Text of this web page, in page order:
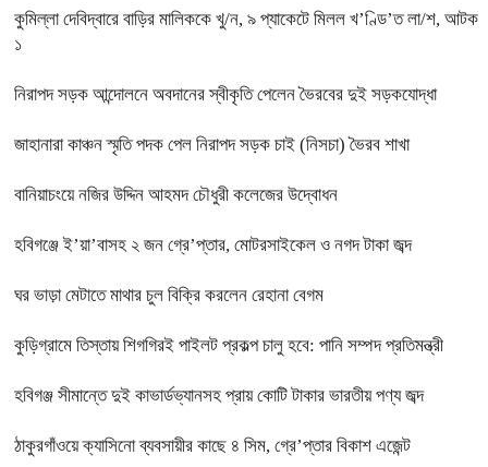
কুমিল্লা দেবিদ্বারে বাড়ির মালিককে খু/ন, ৯ প্যাকেটে মিলল খ’ণ্ডি’ত লা/শ, আটক
১
নিরাপদ সড়ক আন্দোলনে অবদানের স্বীকৃতি পেলেন ভৈরবের দুই সড়কযোদ্ধা
জাহানারা কাঞ্চন স্মৃতি পদক পেল নিরাপদ সড়ক চাই (নিসচা) ভৈরব শাখা
বানিয়াচংয়ে নজির উদ্দিন আহমদ চৌধুরী কলেজের উদ্বোধন
হবিগঞ্জে ই’য়া’বাসহ ২ জন গ্রে’প্তার, মোটরসাইকেল ও নগদ টাকা জব্দ
ঘর ভাড়া মেটাতে মাথার চুল বিক্রি করলেন রেহানা বেগম
কুড়িগ্রামে তিস্তায় শিগগিরই পাইলট প্রকল্প চালু হবে: পানি সম্পদ প্রতিমন্ত্রী
হবিগঞ্জ সীমান্তে দুই কাভার্ডভ্যানসহ প্রায় কোটি টাকার ভারতীয় পণ্য জব্দ
ঠাকুরগাঁওয়ে ক্যাসিনো ব্যবসায়ীর কাছে ৪ সিম, গ্রে’প্তার বিকাশ এজেন্ট